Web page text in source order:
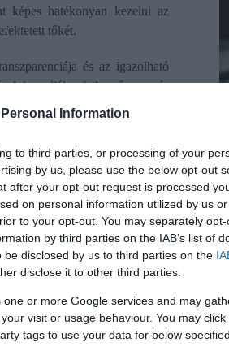
Information
to third parties, or processing of your
by us, please use the below opt-out
after your opt-out request is processed
on personal information utilized by us
to your opt-out. You may separately
by third parties on the IAB’s list of
disclosed by us to third parties on the
disclose it to other third parties.
or more Google services and may
visit or usage behaviour. You may
tags to use your data for below
képes hatékonyan kezelni az
tőkét.
és az igazolható
igazolják a fejlesztő operatív
befolyásolja az ingatlan
értéktöbbletet képviselnek,
Az energetikai bizonytalanság
értékmérője. A korszerű
integrálása az ökológiai
rendszerek révén –
– közvetlenül
a bérlői tudatosság